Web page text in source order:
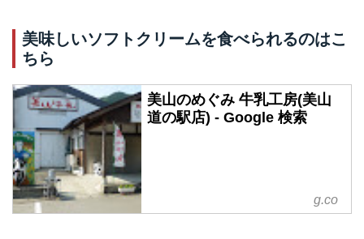
美味しいソフトクリームを食べられるのはこ
ちら
美山のめぐみ 牛乳工房(美山
道の駅店) - Google 検索
g.co